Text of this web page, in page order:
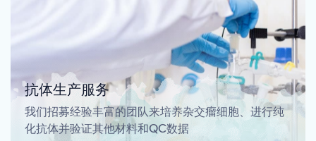
抗体生产服务
我们招募经验丰富的团队来培养杂交瘤细胞、进行纯
化抗体并验证其他材料和QC数据